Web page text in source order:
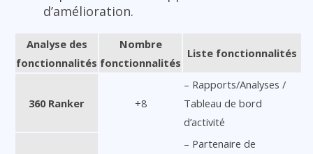
d’amélioration.
Analyse des
fonctionnalités
Nombre
fonctionnalités
Liste fonctionnalités
360 Ranker +8
– Rapports/Analyses /
Tableau de bord
d’activité
– Partenaire de